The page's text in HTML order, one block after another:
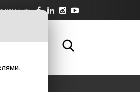
нами на:
КОНТАКТЫ